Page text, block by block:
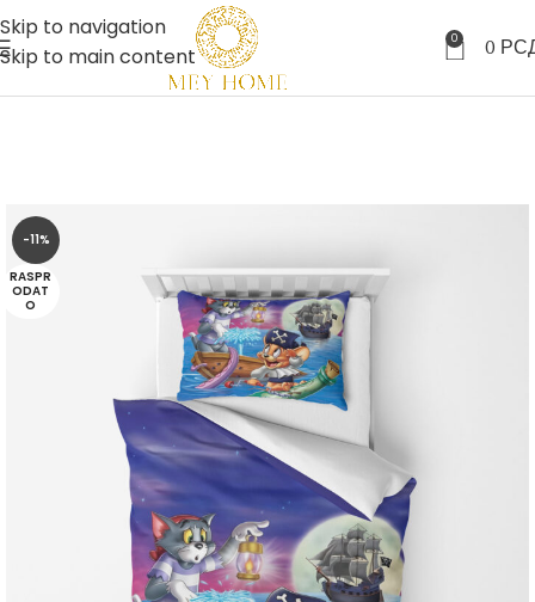
Skip to navigation
Skip to main content
0 0
-11%
RASPR
ODAT
O